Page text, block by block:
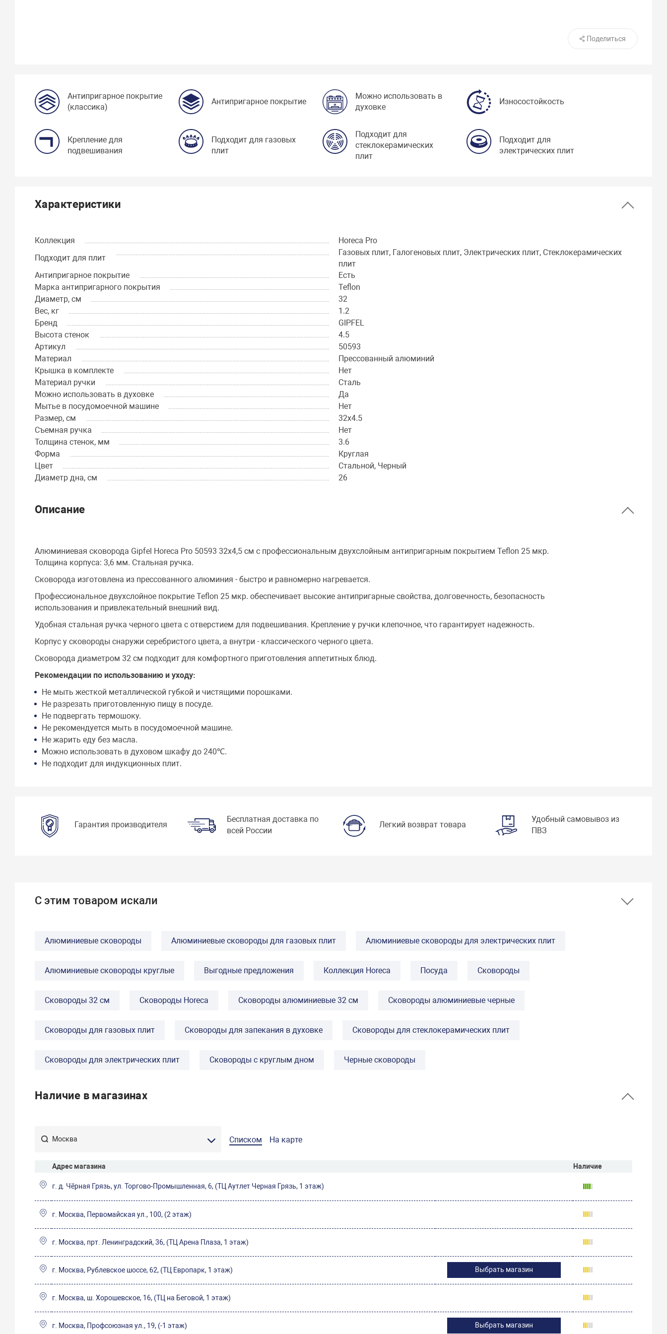
Поделиться
Антипригарное покрытие
(классика)
Антипригарное покрытие
Можно использовать в
духовке
Износостойкость
Крепление для
подвешивания
Подходит для газовых
плит
Подходит для
стеклокерамических
плит
Подходит для
электрических плит
Характеристики
Коллекция
Horeca Pro
Подходит для плит
Газовых плит, Галогеновых плит, Электрических плит, Стеклокерамических
плит
Антипригарное покрытие
Есть
Марка антипригарного покрытия
Teflon
Диаметр, см
32
Вес, кг
1.2
Бренд
GIPFEL
Высота стенок
4.5
Артикул
50593
Материал
Прессованный алюминий
Крышка в комплекте
Нет
Материал ручки
Сталь
Можно использовать в духовке
Да
Мытье в посудомоечной машине
Нет
Размер, см
32х4.5
Съемная ручка
Нет
Толщина стенок, мм
3.6
Форма
Круглая
Цвет
Стальной, Черный
Диаметр дна, см
26
Описание
Алюминиевая сковорода Gipfel Horeca Pro 50593 32х4,5 см с профессиональным двухслойным антипригарным покрытием Teflon 25 мкр.
Толщина корпуса: 3,6 мм. Стальная ручка.
Сковорода изготовлена из прессованного алюминия - быстро и равномерно нагревается.
Профессиональное двухслойное покрытие Teflon 25 мкр. обеспечивает высокие антипригарные свойства, долговечность, безопасность
использования и привлекательный внешний вид.
Удобная стальная ручка черного цвета с отверстием для подвешивания. Крепление у ручки клепочное, что гарантирует надежность.
Корпус у сковороды снаружи серебристого цвета, а внутри - классического черного цвета.
Сковорода диаметром 32 см подходит для комфортного приготовления аппетитных блюд.
Рекомендации по использованию и уходу:
Не мыть жесткой металлической губкой и чистящими порошками.
Не разрезать приготовленную пищу в посуде.
Не подвергать термошоку.
Не рекомендуется мыть в посудомоечной машине.
Не жарить еду без масла.
Можно использовать в духовом шкафу до 240℃.
Не подходит для индукционных плит.
Гарантия производителя
Бесплатная доставка по
всей России
Легкий возврат товара
Удобный самовывоз из
ПВЗ
С этим товаром искали
Алюминиевые сковороды Алюминиевые сковороды для газовых плит Алюминиевые сковороды для электрических плит
Алюминиевые сковороды круглые Выгодные предложения Коллекция Horeca Посуда Сковороды
Сковороды 32 см Сковороды Horeca Сковороды алюминиевые 32 см Сковороды алюминиевые черные
Сковороды для газовых плит Сковороды для запекания в духовке Сковороды для стеклокерамических плит
Сковороды для электрических плит Сковороды с круглым дном Черные сковороды
Наличие в магазинах
Списком На карте
Адрес магазина Наличие
г. д. Чёрная Грязь, ул. Торгово-Промышленная, 6, (ТЦ Аутлет Черная Грязь, 1 этаж)
г. Москва, Первомайская ул., 100, (2 этаж)
г. Москва, прт. Ленинградский, 36, (ТЦ Арена Плаза, 1 этаж)
г. Москва, Рублевское шоссе, 62, (ТЦ Европарк, 1 этаж) Выбрать магазин
г. Москва, ш. Хорошевское, 16, (ТЦ на Беговой, 1 этаж)
г. Москва, Профсоюзная ул., 19, (-1 этаж) Выбрать магазин